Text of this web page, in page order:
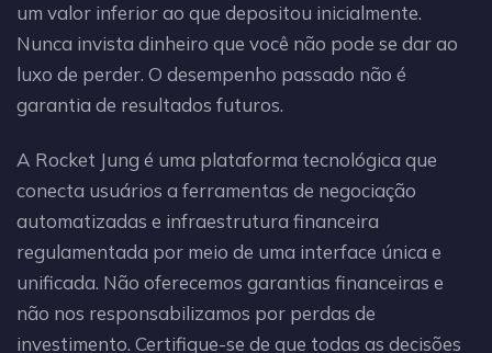
um valor inferior ao que depositou inicialmente.
Nunca invista dinheiro que você não pode se dar ao
luxo de perder. O desempenho passado não é
garantia de resultados futuros.
A Rocket Jung é uma plataforma tecnológica que
conecta usuários a ferramentas de negociação
automatizadas e infraestrutura financeira
regulamentada por meio de uma interface única e
unificada. Não oferecemos garantias financeiras e
não nos responsabilizamos por perdas de
investimento. Certifique-se de que todas as decisões